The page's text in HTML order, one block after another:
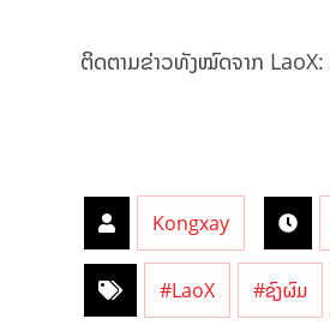
ຕິດຕາມຂ່າວທັງໝົດຈາກ LaoX:
Kongxay
#LaoX #ຊົງຜົມ